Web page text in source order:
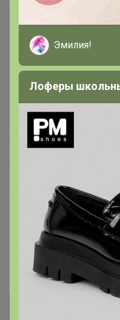
Лента киперная, 8мм, 20м
Эмилия!
Лоферы